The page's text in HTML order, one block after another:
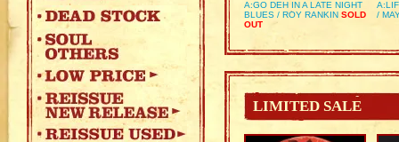
A:GO DEH IN A LATE NIGHT
BLUES / ROY RANKIN SOLD
OUT
/
LIMITED SALE